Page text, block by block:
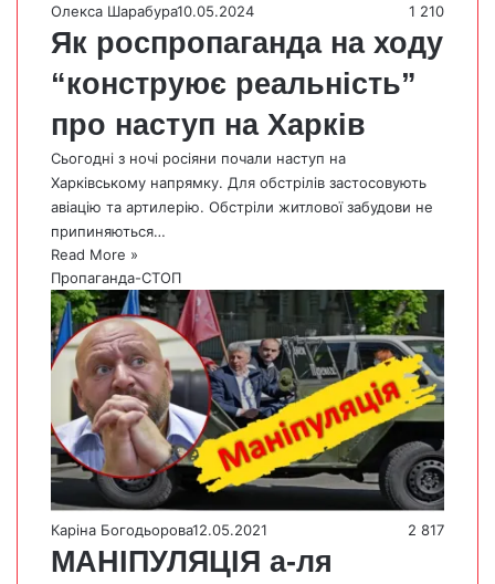
Олекса Шарабура10.05.2024 1 210
Як роспропаганда на ходу
“конструює реальність”
про наступ на Харків
Сьогодні з ночі росіяни почали наступ на
Харківському напрямку. Для обстрілів застосовують
авіацію та артилерію. Обстріли житлової забудови не
припиняються…
Read More »
Пропаганда-СТОП
Каріна Богодьорова12.05.2021 2 817
МАНІПУЛЯЦІЯ а-ля